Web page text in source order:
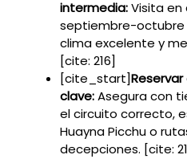
intermedia:Visita en
septiembre-octubre
clima excelente y
[cite: 216]
[cite_start]
clave:Asegura con
el circuito correcto,
Huayna Picchu o
decepciones. [cite: